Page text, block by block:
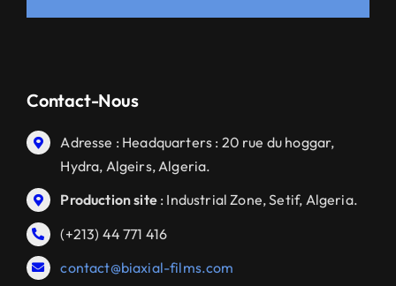
Contact-Nous
Adresse : Headquarters : 20 rue du hoggar,
Hydra, Algeirs, Algeria.
Production site: Industrial Zone, Setif, Algeria.
(+213) 44 771 416
contact@biaxial-films.com